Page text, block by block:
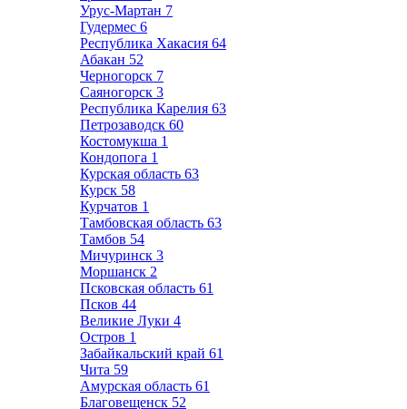
Урус-Мартан 7
Гудермес 6
Республика Хакасия 64
Абакан 52
Черногорск 7
Саяногорск 3
Республика Карелия 63
Петрозаводск 60
Костомукша 1
Кондопога 1
Курская область 63
Курск 58
Курчатов 1
Тамбовская область 63
Тамбов 54
Мичуринск 3
Моршанск 2
Псковская область 61
Псков 44
Великие Луки 4
Остров 1
Забайкальский край 61
Чита 59
Амурская область 61
Благовещенск 52